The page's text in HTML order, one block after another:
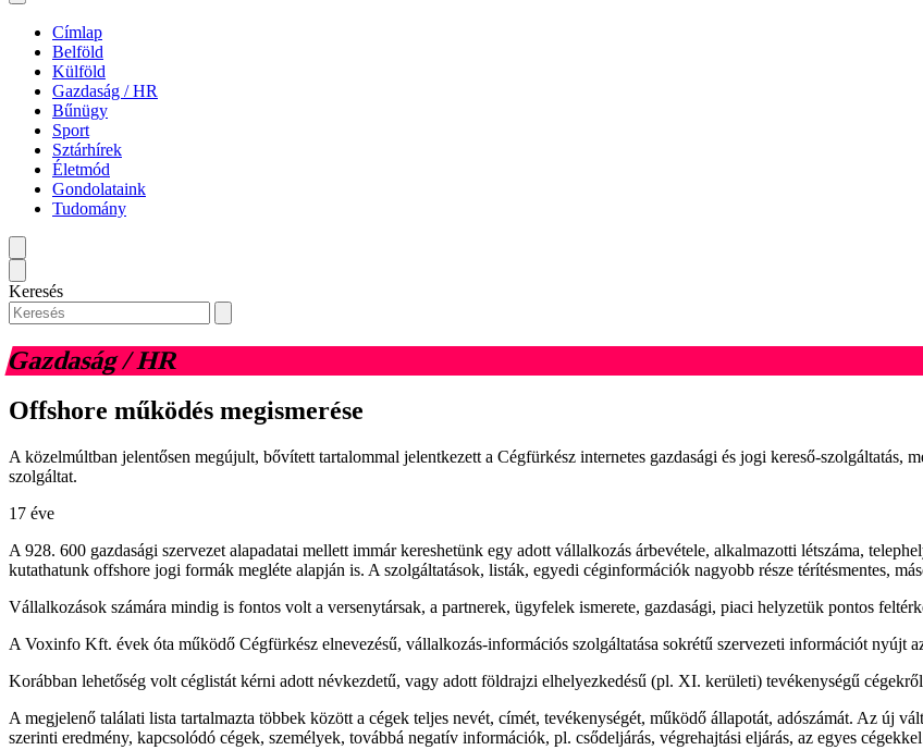
Címlap
Belföld
Külföld
Gazdaság / HR
Bűnügy
Sport
Sztárhírek
Életmód
Gondolataink
Tudomány
Keresés
Gazdaság / HR
Offshore működés megismerése
A közelmúltban jelentősen megújult, bővített tartalommal jelentkezett a Cégfürkész internetes gazdasági és jogi kereső-szolgáltatás,
szolgáltat.
17 éve
A 928. 600 gazdasági szervezet alapadatai mellett immár kereshetünk egy adott vállalkozás árbevétele, alkalmazotti létszáma,
kutathatunk offshore jogi formák megléte alapján is. A szolgáltatások, listák, egyedi céginformációk nagyobb része térítésmentes,
Vállalkozások számára mindig is fontos volt a versenytársak, a partnerek, ügyfelek ismerete, gazdasági, piaci helyzetük pontos
A Voxinfo Kft. évek óta működő Cégfürkész elnevezésű, vállalkozás-információs szolgáltatása sokrétű szervezeti információt nyújt
Korábban lehetőség volt céglistát kérni adott névkezdetű, vagy adott földrajzi elhelyezkedésű (pl. XI. kerületi) tevékenységű
A megjelenő találati lista tartalmazta többek között a cégek teljes nevét, címét, tevékenységét, működő állapotát, adószámát. Az új
szerinti eredmény, kapcsolódó cégek, személyek, továbbá negatív információk, pl. csődeljárás, végrehajtási eljárás, az egyes